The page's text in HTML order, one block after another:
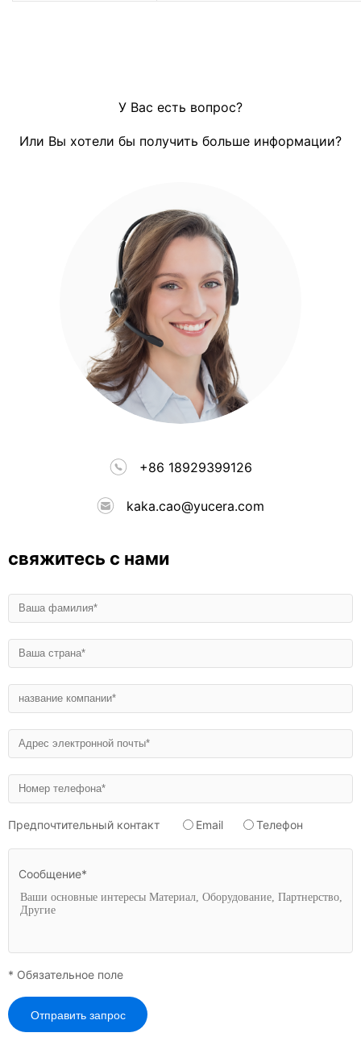
У Вас есть вопрос?
Или Вы хотели бы получить больше информации?
+86 18929399126
kaka.cao@yucera.com
свяжитесь с нами
Предпочтительный контакт Email Телефон
Сообщение*
* Обязательное поле
Отправить запрос